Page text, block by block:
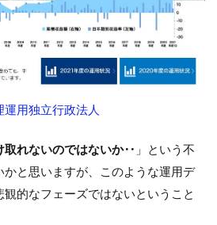
用独立行政法人
取れないのではないか‥ 」という不
と思いますが、このような運用デ
的なフェーズではないということ